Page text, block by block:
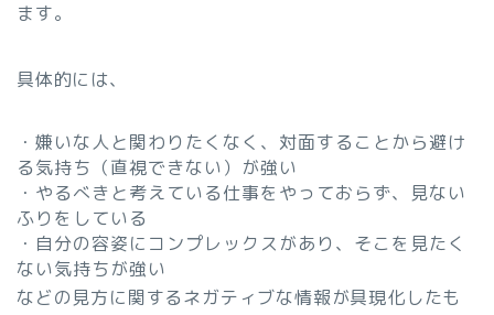
ます。
具体的には、
・嫌いな人と関わりたくなく、対面することから避け
る気持ち（直視できない）が強い
・やるべきと考えている仕事をやっておらず、見ない
ふりをしている
・自分の容姿にコンプレックスがあり、そこを見たく
ない気持ちが強い
などの見方に関するネガティブな情報が具現化したも